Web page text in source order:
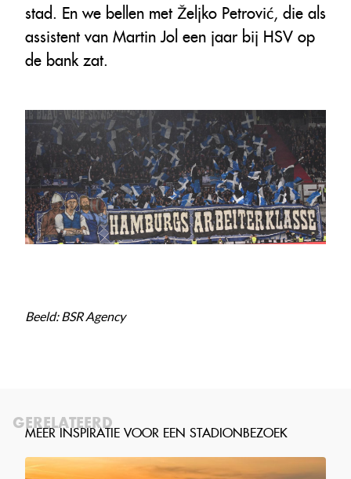
stad. En we bellen met Željko Petrović, die als
assistent van Martin Jol een jaar bij HSV op
de bank zat.
Beeld: BSR Agency
GERELATEERD